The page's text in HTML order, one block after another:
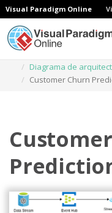
Visual Paradigm Online
Diagrama de
Customer Churn